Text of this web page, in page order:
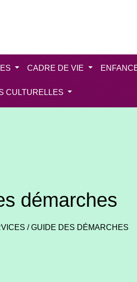
CADRE DE VIE
CULTURELLES
démarches
/GUIDE DES DÉMARCHES